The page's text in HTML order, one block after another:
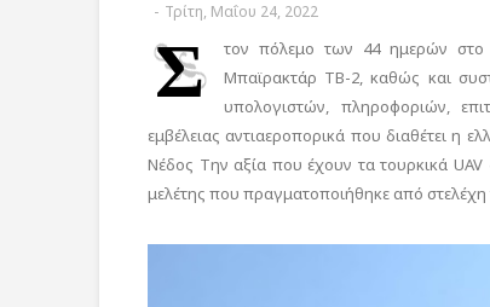
- Τρίτη, Μαΐου 24, 2022
Σ
τον πόλεμο των 44 ημερών στο
Μπαϊρακτάρ ΤΒ-2, καθώς και
υπολογιστών, πληροφοριών,
εμβέλειας αντιαεροπορικά που διαθέτει η
Νέδος Την αξία που έχουν τα τουρκικά
μελέτης που πραγματοποιήθηκε από